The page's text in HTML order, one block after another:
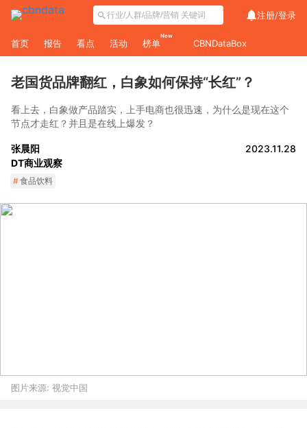
注册/登录
首页 报告 看点 活动 榜单
New
CBNDataBox
老国货品牌翻红，白象如何保持“长红”？
看上去，白象做产品踏实，上手电商也很迅速，为什么是现在这个
节点才走红？并且是在线上爆发？
张晨阳
DT商业观察
2023.11.28
#食品饮料
图片来源: 视觉中国